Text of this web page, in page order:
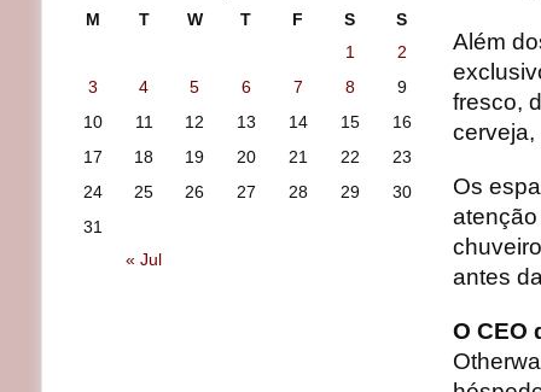
Além
fresco,
cerveja,
Os
antes
O CEO
M T W T F S S
« Jul
1
2
3
4 5 6 7 8
9
10
11 12 13 14 15
16
17
18 19 20 21 22
23
24
25 26 27 28 29
30
31